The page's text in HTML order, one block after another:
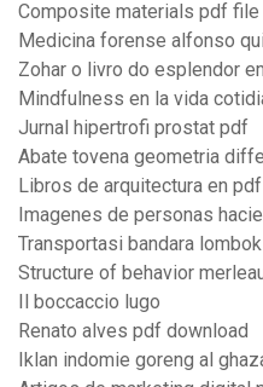
Composite materials pdf file
Medicina forense alfonso
Zohar o livro do esplendor
Mindfulness en la vida
Jurnal hipertrofi prostat pdf
Abate tovena geometria
Libros de arquitectura en
Imagenes de personas
Transportasi bandara
Structure of behavior
Il boccaccio lugo
Renato alves pdf download
Iklan indomie goreng al